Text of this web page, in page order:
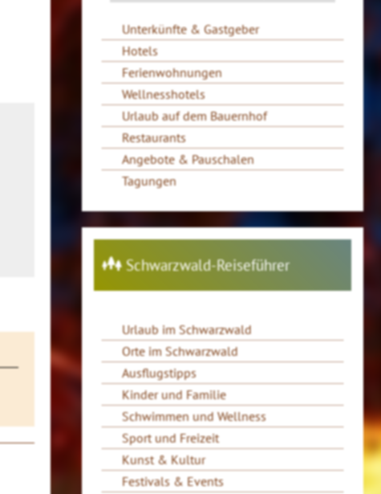
Unterkünfte & Gastgeber
Hotels
Ferienwohnungen
Wellnesshotels
Urlaub auf dem Bauernhof
Restaurants
Angebote & Pauschalen
Tagungen
Schwarzwald-Reiseführer
Urlaub im Schwarzwald
Orte im Schwarzwald
Ausflugstipps
Kinder und Familie
Schwimmen und Wellness
Sport und Freizeit
Kunst & Kultur
Festivals & Events